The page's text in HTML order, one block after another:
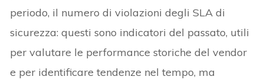
periodo, il numero di violazioni degli SLA di
sicurezza: questi sono indicatori del passato, utili
per valutare le performance storiche del vendor
e per identificare tendenze nel tempo, ma